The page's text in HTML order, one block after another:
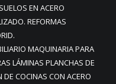
EN ACERO
REFORMAS
MAQUINARIA PARA
LÁMINAS PLANCHAS DE
DE COCINAS CON ACERO